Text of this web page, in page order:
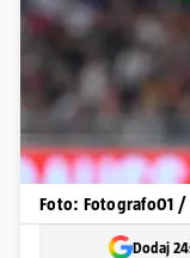
Foto: Fotografo01 /
Dodaj